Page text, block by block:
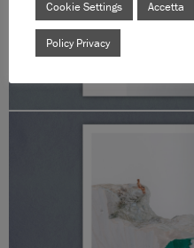
Cookie Settings Accetta
Policy Privacy